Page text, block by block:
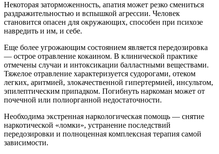
Некоторая заторможенность, апатия может резко смениться
раздражительностью и вспышкой агрессии. Человек
становится опасен для окружающих, способен при психозе
навредить и им, и себе.
Еще более угрожающим состоянием является передозировка
— острое отравление кокаином. В клинической практике
отмечены случаи и интоксикации балластными веществами.
Тяжелое отравление характеризуется судорогами, отеком
легких, аритмией, злокачественной гипертермией, инсультом,
эпилептическим припадком. Погибнуть наркоман может от
почечной или полиорганной недостаточности.
Необходима экстренная наркологическая помощь — снятие
наркотической «ломки», устранение последствий
передозировки и полноценная комплексная терапия самой
зависимости.